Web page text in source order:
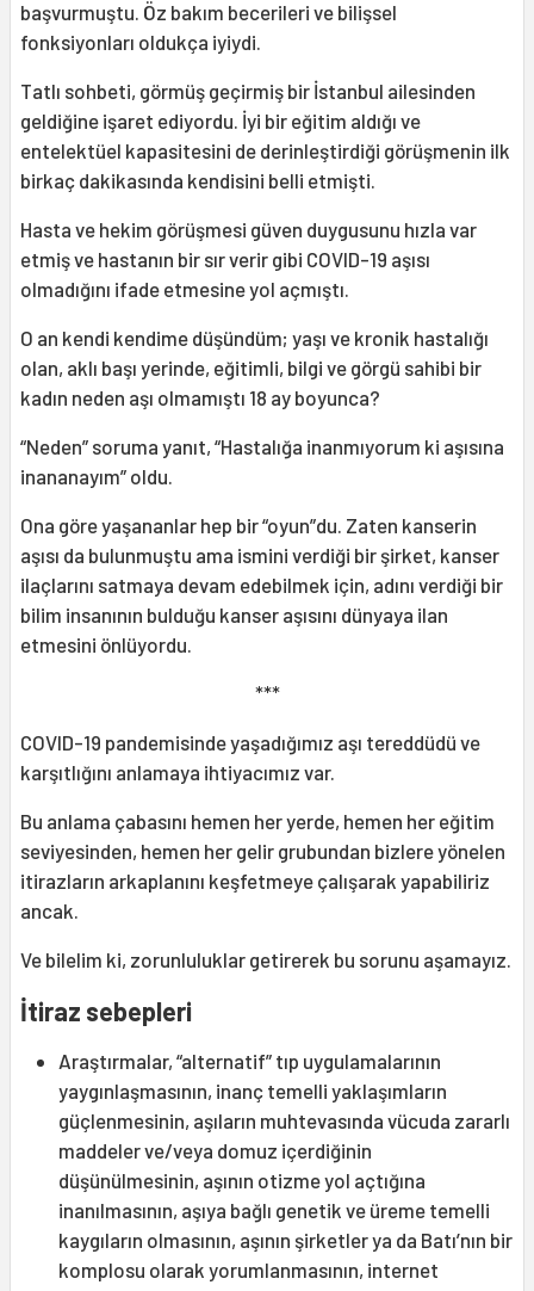
başvurmuştu. Öz bakım becerileri ve bilişsel
fonksiyonları oldukça iyiydi.
Tatlı sohbeti, görmüş geçirmiş bir İstanbul ailesinden
geldiğine işaret ediyordu. İyi bir eğitim aldığı ve
entelektüel kapasitesini de derinleştirdiği görüşmenin ilk
birkaç dakikasında kendisini belli etmişti.
Hasta ve hekim görüşmesi güven duygusunu hızla var
etmiş ve hastanın bir sır verir gibi COVID-19 aşısı
olmadığını ifade etmesine yol açmıştı.
O an kendi kendime düşündüm; yaşı ve kronik hastalığı
olan, aklı başı yerinde, eğitimli, bilgi ve görgü sahibi bir
kadın neden aşı olmamıştı 18 ay boyunca?
“Neden” soruma yanıt, “Hastalığa inanmıyorum ki aşısına
inananayım” oldu.
Ona göre yaşananlar hep bir “oyun”du. Zaten kanserin
aşısı da bulunmuştu ama ismini verdiği bir şirket, kanser
ilaçlarını satmaya devam edebilmek için, adını verdiği bir
bilim insanının bulduğu kanser aşısını dünyaya ilan
etmesini önlüyordu.
***
COVID-19 pandemisinde yaşadığımız aşı tereddüdü ve
karşıtlığını anlamaya ihtiyacımız var.
Bu anlama çabasını hemen her yerde, hemen her eğitim
seviyesinden, hemen her gelir grubundan bizlere yönelen
itirazların arkaplanını keşfetmeye çalışarak yapabiliriz
ancak.
Ve bilelim ki, zorunluluklar getirerek bu sorunu aşamayız.
İtiraz sebepleri
Araştırmalar, “alternatif” tıp uygulamalarının
yaygınlaşmasının, inanç temelli yaklaşımların
güçlenmesinin, aşıların muhtevasında vücuda zararlı
maddeler ve/veya domuz içerdiğinin
düşünülmesinin, aşının otizme yol açtığına
inanılmasının, aşıya bağlı genetik ve üreme temelli
kaygıların olmasının, aşının şirketler ya da Batı’nın bir
komplosu olarak yorumlanmasının, internet